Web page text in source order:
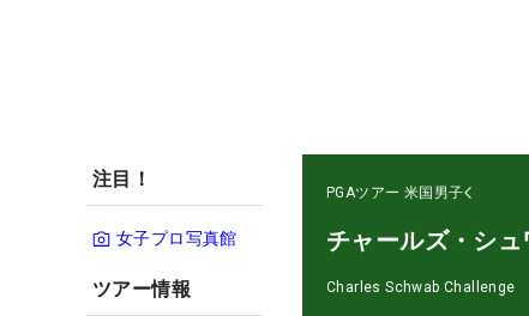
注目！
女子プロ写真館
ツアー情報
PGAツアー 米国男子
チャールズ・シ
Charles Schwab Challenge